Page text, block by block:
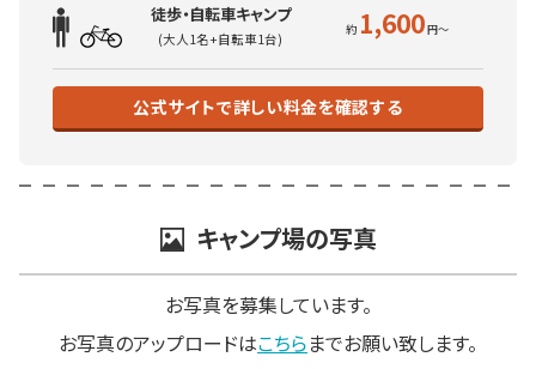
徒歩・自転車キャンプ
(大人1名+自転車1台) 1,600
公式サイトで詳しい料金を確認する
キャンプ場の写真
お写真を募集しています。
お写真のアップロードはこちらまでお願い致します。